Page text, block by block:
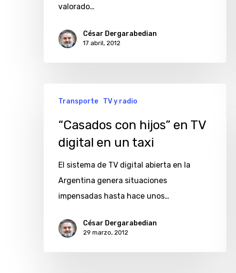
aeropuertos
valorado…
César Dergarabedian
17 abril, 2012
hijos”
digital
Transporte TV y radio
“Casados con hijos” en TV
digital en un taxi
El sistema de TV digital abierta en la
Argentina genera situaciones
impensadas hasta hace unos…
César Dergarabedian
29 marzo, 2012